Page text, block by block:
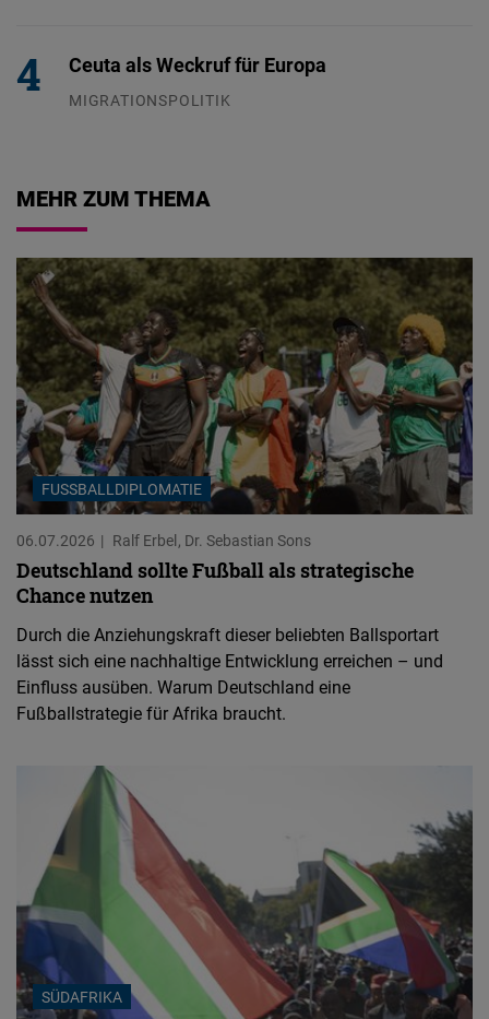
Ceuta als Weckruf für Europa
MIGRATIONSPOLITIK
MEHR ZUM THEMA
FUSSBALLDIPLOMATIE
06.07.2026 Ralf Erbel Dr. Sebastian Sons
Deutschland sollte Fußball als strategische
Chance nutzen
Durch die Anziehungskraft dieser beliebten Ballsportart
lässt sich eine nachhaltige Entwicklung erreichen – und
Einfluss ausüben. Warum Deutschland eine
Fußballstrategie für Afrika braucht.
SÜDAFRIKA